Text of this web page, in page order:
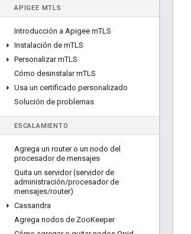
APIGEE MTLS
Introducción a Apigee mTLS
Instalación de mTLS
Personalizar mTLS
Cómo desinstalar mTLS
Usa un certificado personalizado
Solución de problemas
ESCALAMIENTO
Agrega un router o un nodo del
procesador de mensajes
Quita un servidor (servidor de
administración/procesador de
mensajes/router)
Cassandra
Agrega nodos de ZooKeeper